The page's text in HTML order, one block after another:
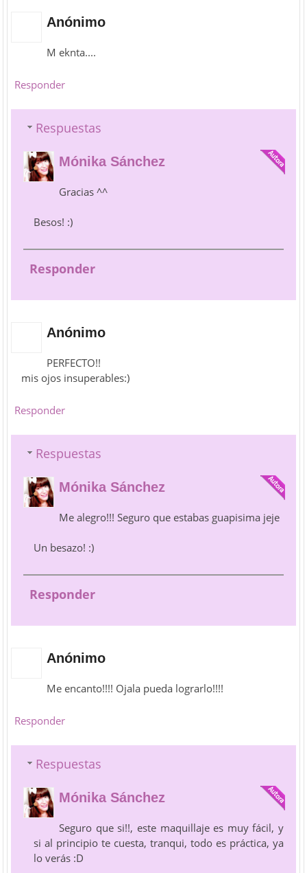
Anónimo
M eknta....
Responder
Respuestas
Mónika Sánchez
Gracias ^^
Besos! :)
Responder
Anónimo
PERFECTO!!
mis ojos insuperables:)
Responder
Respuestas
Mónika Sánchez
Me alegro!!! Seguro que estabas guapisima jeje
Un besazo! :)
Responder
Anónimo
Me encanto!!!! Ojala pueda lograrlo!!!!
Responder
Respuestas
Mónika Sánchez
Seguro que si!!, este maquillaje es muy fácil, y
si al principio te cuesta, tranqui, todo es práctica, ya
lo verás :D